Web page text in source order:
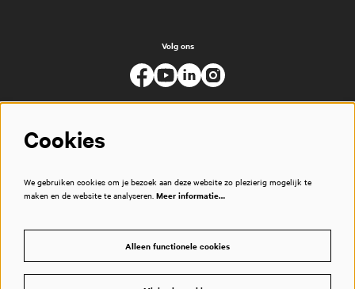
Volg ons
Cookies
We gebruiken cookies om je bezoek aan deze website zo plezierig mogelijk te
maken en de website te analyseren. Meer informatie…
Alleen functionele cookies